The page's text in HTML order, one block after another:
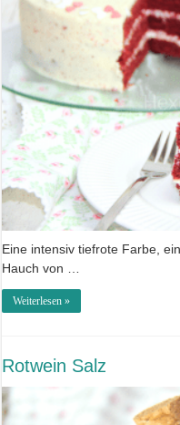
Eine intensiv tiefrote Farbe,
Hauch von …
Weiterlesen »
Rotwein Salz